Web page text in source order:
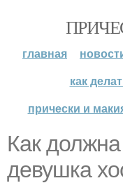
главная
как
прически и
Как
девушка